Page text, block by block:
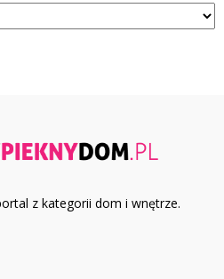
z kategorii dom i wnętrze.